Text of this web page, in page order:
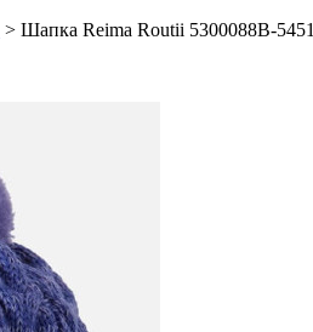
> Шапка Reima Routii 5300088B-5451